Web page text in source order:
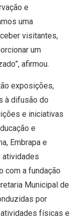
e
uma
visitantes,
um
afirmou.
exposições,
à difusão do
e iniciativas
e
Embrapa e
atividades
com a fundação
Municipal de
por
físicas e